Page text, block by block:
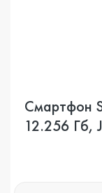
Смартфон
12.256 Гб,